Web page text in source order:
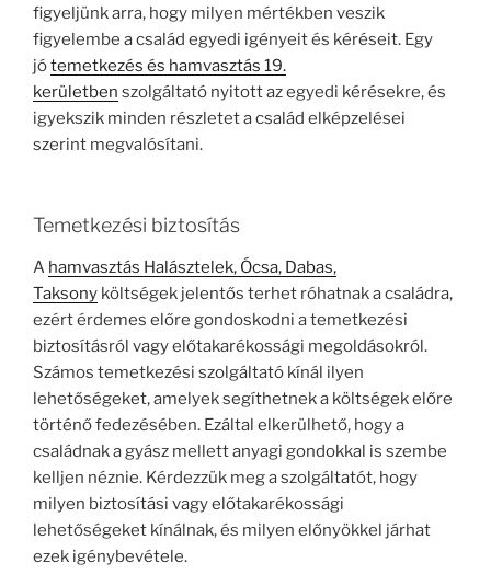
figyeljünk arra, hogy milyen mértékben veszik
figyelembe a család egyedi igényeit és kéréseit. Egy
jótemetkezés és hamvasztás 19.
kerületben szolgáltató nyitott az egyedi kérésekre, és
igyekszik minden részletet a család elképzelései
szerint megvalósítani.
Temetkezési biztosítás
A hamvasztás Halásztelek, Ócsa, Dabas,
Taksony költségek jelentős terhet róhatnak a családra,
ezért érdemes előre gondoskodni a temetkezési
biztosításról vagy előtakarékossági megoldásokról.
Számos temetkezési szolgáltató kínál ilyen
lehetőségeket, amelyek segíthetnek a költségek előre
történő fedezésében. Ezáltal elkerülhető, hogy a
családnak a gyász mellett anyagi gondokkal is szembe
kelljen néznie. Kérdezzük meg a szolgáltatót, hogy
milyen biztosítási vagy előtakarékossági
lehetőségeket kínálnak, és milyen előnyökkel járhat
ezek igénybevétele.